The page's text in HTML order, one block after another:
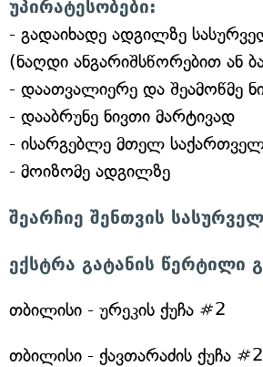
უპირატესობები:
- გადაიხადე ადგილზე
(ნაღდი ანგარიშსწორებით ან
- დაათვალიერე და შეამოწმე
- დააბრუნე ნივთი მარტივად
- ისარგებლე მთელ
- მოიზომე ადგილზე
შეარჩიე შენთვის
ექსტრა გატანის წერტილი
თბილისი - ურეკის ქუჩა #2
თბილისი - ქავთარაძის ქუჩა #2